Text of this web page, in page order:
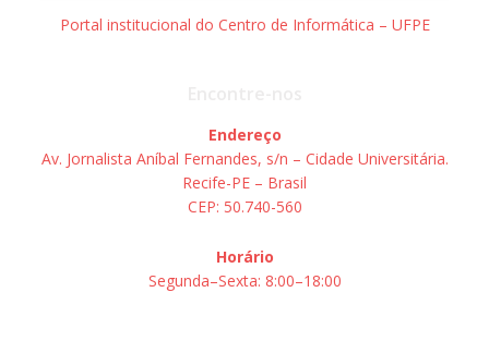
Portal institucional do Centro de Informática – UFPE
Endereço
Av. Jornalista Aníbal Fernandes, s/n – Cidade Universitária.
Recife-PE – Brasil
CEP: 50.740-560
Horário
Segunda–Sexta: 8:00–18:00